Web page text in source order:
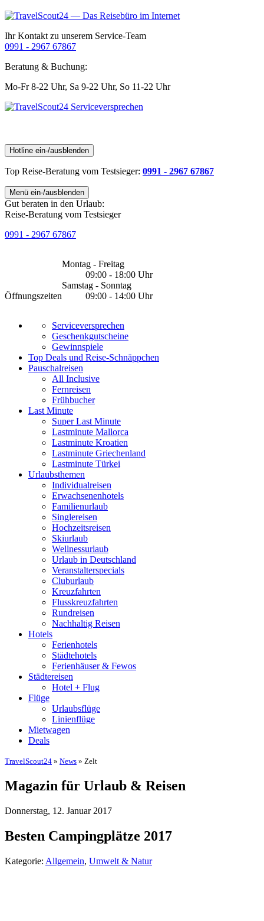
Ihr Kontakt zu unserem Service-Team
0991 - 2967 67867
Beratung & Buchung:
Mo-Fr 8-22 Uhr, Sa 9-22 Uhr, So 11-22 Uhr
Hotline ein-/ausblenden
Top Reise-Beratung vom Testsieger: 0991 - 2967 67867
Menü ein-/ausblenden
Gut beraten in den Urlaub:
Reise-Beratung vom Testsieger
0991 - 2967 67867
Öffnungszeiten
Montag - Freitag
09:00 - 18:00 Uhr
Samstag - Sonntag
09:00 - 14:00 Uhr
Serviceversprechen
Geschenkgutscheine
Gewinnspiele
Top Deals und Reise-Schnäppchen
Pauschalreisen
All Inclusive
Fernreisen
Frühbucher
Last Minute
Super Last Minute
Lastminute Mallorca
Lastminute Kroatien
Lastminute Griechenland
Lastminute Türkei
Urlaubsthemen
Individualreisen
Erwachsenenhotels
Familienurlaub
Singlereisen
Hochzeitsreisen
Skiurlaub
Wellnessurlaub
Urlaub in Deutschland
Veranstalterspecials
Cluburlaub
Kreuzfahrten
Flusskreuzfahrten
Rundreisen
Nachhaltig Reisen
Hotels
Ferienhotels
Städtehotels
Ferienhäuser & Fewos
Städtereisen
Hotel + Flug
Flüge
Urlaubsflüge
Linienflüge
Mietwagen
Deals
TravelScout24 » News » Zelt
Magazin für Urlaub & Reisen
Donnerstag, 12. Januar 2017
Besten Campingplätze 2017
Kategorie: Allgemein, Umwelt & Natur